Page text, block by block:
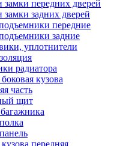
замки передних дверей
замки задних дверей
передние
задние
уплотнители
радиатора
кузова
часть
щит
передняя